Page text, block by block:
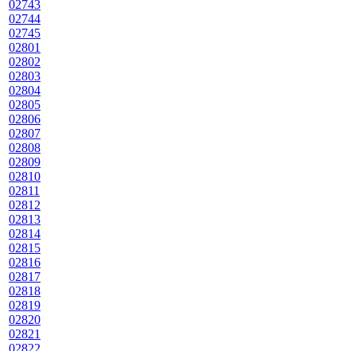
02743
02744
02745
02801
02802
02803
02804
02805
02806
02807
02808
02809
02810
02811
02812
02813
02814
02815
02816
02817
02818
02819
02820
02821
02822